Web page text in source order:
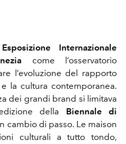
Internazionale
come l’osservatorio
l’evoluzione del rapporto
la cultura contemporanea.
dei grandi brand si limitava
della Biennale di
cambio di passo. Le maison
culturali a tutto tondo,